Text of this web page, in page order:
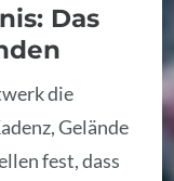
Das
die
Gelände
fest, dass